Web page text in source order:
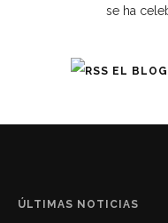
se ha
EL
ÚLTIMAS NOTICIAS